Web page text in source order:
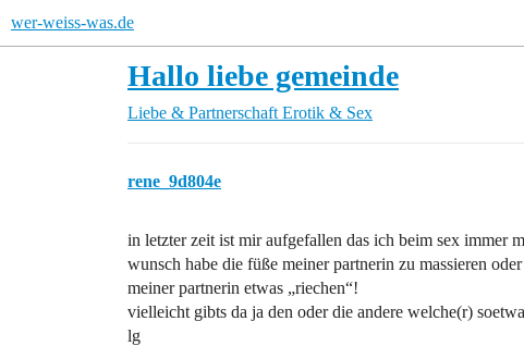
wer-weiss-was.de
Hallo liebe gemeinde
Liebe & Partnerschaft Erotik & Sex
rene_9d804e
in letzter zeit ist mir aufgefallen das ich beim sex immer
wunsch habe die füße meiner partnerin zu massieren
meiner partnerin etwas „riechen“!
vielleicht gibts da ja den oder die andere welche(r)
lg